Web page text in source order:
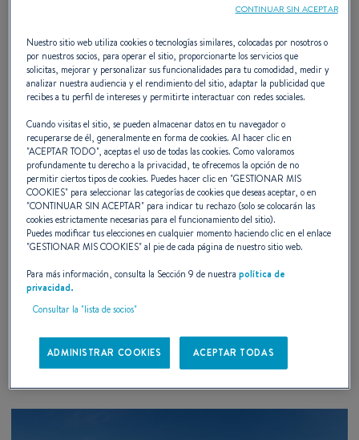
27 – 29 AUGUST 2026
Pruebas en el Mar Bandol 2026
Bandol, Francia
DESCUBRA
Nuestro sitio web utiliza cookies o tecnologías similares, colocadas por nosotros o
por nuestros socios, para operar el sitio, proporcionarte los servicios que
solicitas, mejorar y personalizar sus funcionalidades para tu comodidad, medir y
analizar nuestra audiencia y el rendimiento del sitio, adaptar la publicidad que
recibes a tu perfil de intereses y permitirte interactuar con redes sociales.
Cuando visitas el sitio, se pueden almacenar datos en tu navegador o
recuperarse de él, generalmente en forma de cookies. Al hacer clic en
"ACEPTAR TODO", aceptas el uso de todas las cookies. Como valoramos
profundamente tu derecho a la privacidad, te ofrecemos la opción de no
permitir ciertos tipos de cookies. Puedes hacer clic en "GESTIONAR MIS
COOKIES" para seleccionar las categorías de cookies que deseas aceptar, o en
"CONTINUAR SIN ACEPTAR" para indicar tu rechazo (solo se colocarán las
cookies estrictamente necesarias para el funcionamiento del sitio).
Puedes modificar tus elecciones en cualquier momento haciendo clic en el enlace
"GESTIONAR MIS COOKIES" al pie de cada página de nuestro sitio web.
Para más información, consulta la Sección 9 de nuestrapolítica de
privacidad.
Consultar la "lista de socios"
ADMINISTRAR COOKIES ACEPTAR TODAS
CONTINUAR SIN ACEPTAR